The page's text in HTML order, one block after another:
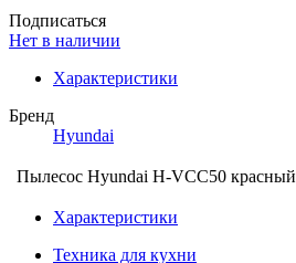
Подписаться
Нет в наличии
Характеристики
Бренд
Hyundai
Пылесос Hyundai H-VCC50 красный
Характеристики
Техника для кухни